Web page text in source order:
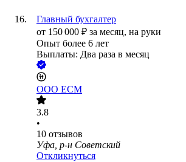
Главный бухгалтер
от 150 000 ₽ за месяц, на руки
Опыт более 6 лет
Выплаты: Два раза в месяц
ООО ЕСМ
3.8
•
10 отзывов
Уфа, р-н Советский
Откликнуться